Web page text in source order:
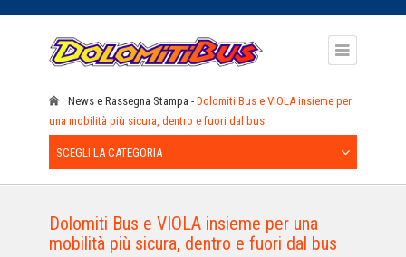
News e Rassegna Stampa
Dolomiti Bus e VIOLA insieme per
una mobilità più sicura, dentro e fuori dal bus
SCEGLI LA CATEGORIA
Dolomiti Bus e VIOLA insieme per una
mobilità più sicura, dentro e fuori dal bus